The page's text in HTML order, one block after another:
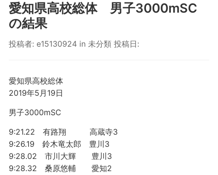
愛知県高校総体 男子3000mSC
の結果
投稿者: e15130924 in 未分類投稿日:
愛知県高校総体
2019年5月19日
男子3000mSC
9:21.22 有路翔 高蔵寺3
9:26.19 鈴木竜太郎 豊川3
9:28.02 市川大輝 豊川3
9:28.32 桑原悠輔 愛知2